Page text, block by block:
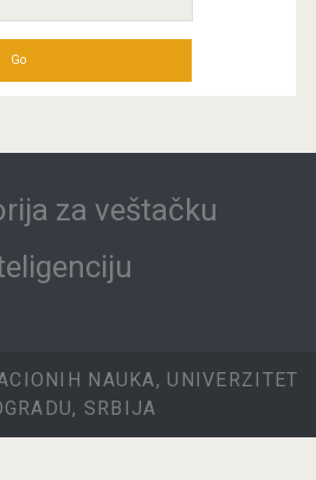
za veštačku
NAUKA, UNIVERZITET
SRBIJA